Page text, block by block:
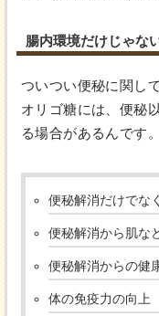
腸内環境だけじゃな
ついつい便秘に関し
オリゴ糖には、便秘
る場合があるんです。
便秘解消だけでな
便秘解消から肌な
便秘解消からの健
体の免疫力の向上